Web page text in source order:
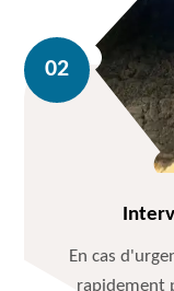
En cas
rapidement